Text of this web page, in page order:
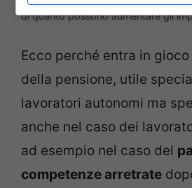
di quanto possono aumentare gli
Ecco perché entra in
della pensione, utile
lavoratori autonomi ma
anche nel caso dei
ad esempio nel caso del
competenze arretrate